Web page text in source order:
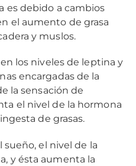
es debido a cambios
el aumento de grasa
y muslos.
los niveles de leptina y
encargadas de la
la sensación de
el nivel de la hormona
de grasas.
sueño, el nivel de la
y ésta aumenta la